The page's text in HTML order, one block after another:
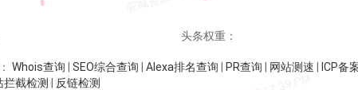
头条权重：
Whois查询 SEO综合查询 Alexa排名查询 PR查询 网站测速
ICP备
拦截检测 反链检测